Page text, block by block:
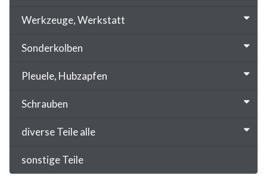
Werkzeuge, Werkstatt
Sonderkolben
Pleuele, Hubzapfen
Schrauben
diverse Teile alle
sonstige Teile